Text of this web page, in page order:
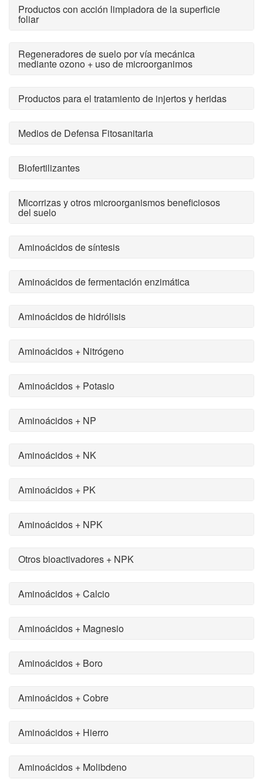
Productos con acción limpiadora de la superficie
foliar
Regeneradores de suelo por vía mecánica
mediante ozono + uso de microorganimos
Productos para el tratamiento de injertos y heridas
Medios de Defensa Fitosanitaria
Biofertilizantes
Micorrizas y otros microorganismos beneficiosos
del suelo
Aminoácidos de síntesis
Aminoácidos de fermentación enzimática
Aminoácidos de hidrólisis
Aminoácidos + Nitrógeno
Aminoácidos + Potasio
Aminoácidos + NP
Aminoácidos + NK
Aminoácidos + PK
Aminoácidos + NPK
Otros bioactivadores + NPK
Aminoácidos + Calcio
Aminoácidos + Magnesio
Aminoácidos + Boro
Aminoácidos + Cobre
Aminoácidos + Hierro
Aminoácidos + Molibdeno